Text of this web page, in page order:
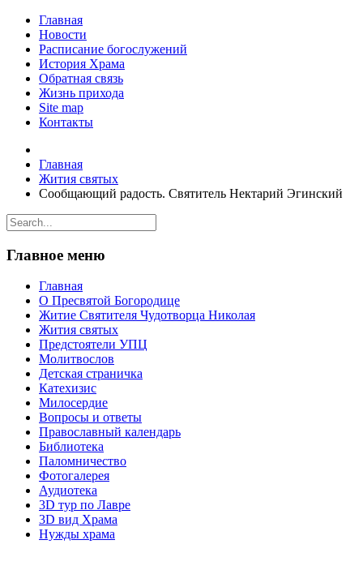
Главная
Новости
Расписание богослужений
История Храма
Обратная связь
Жизнь прихода
Site map
Контакты
Главная
Жития святых
Сообщающий радость. Святитель Нектарий Эгинский
Главное меню
Главная
О Пресвятой Богородице
Житие Святителя Чудотворца Николая
Жития святых
Предстоятели УПЦ
Молитвослов
Детская страничка
Катехизис
Милосердие
Вопросы и ответы
Православный календарь
Библиотека
Паломничество
Фотогалерея
Аудиотека
3D тур по Лавре
3D вид Храма
Нужды храма